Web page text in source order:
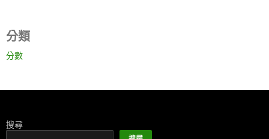
分類
分數
搜尋